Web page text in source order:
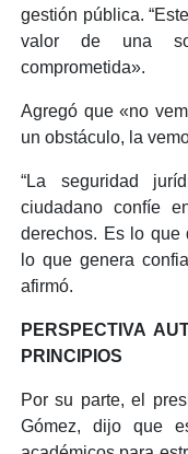
gestión pública.
valor de una
comprometida».
Agregó que «no
un obstáculo, la
“La seguridad
ciudadano confíe
derechos. Es lo que
lo que genera
afirmó.
PERSPECTIVA
PRINCIPIOS
Por su parte, el
Gómez, dijo que